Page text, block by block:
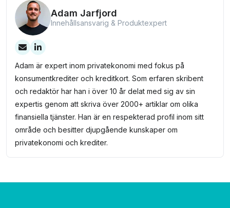
Adam Jarfjord
Innehållsansvarig & Produktexpert
Adam är expert inom privatekonomi med fokus på
konsumentkrediter och kreditkort. Som erfaren skribent
och redaktör har han i över 10 år delat med sig av sin
expertis genom att skriva över 2000+ artiklar om olika
finansiella tjänster. Han är en respekterad profil inom sitt
område och besitter djupgående kunskaper om
privatekonomi och krediter.